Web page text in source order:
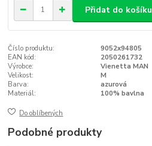
Přidat do košíku
Číslo produktu:
9052x94805
EAN kód:
2050261732
Výrobce:
Vienetta MAN
Velikost:
M
Barva:
azurová
Materiál:
100% bavlna
Do oblíbených
Podobné produkty